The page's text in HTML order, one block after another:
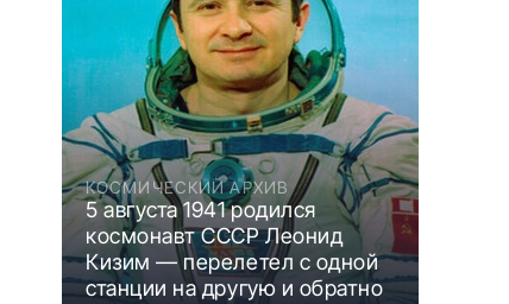
КОСМИЧЕСКИЙ АРХИВ
5 августа 1941 родился
космонавт СССР Леонид
Кизим — перелетел с одной
станции на другую и обратно